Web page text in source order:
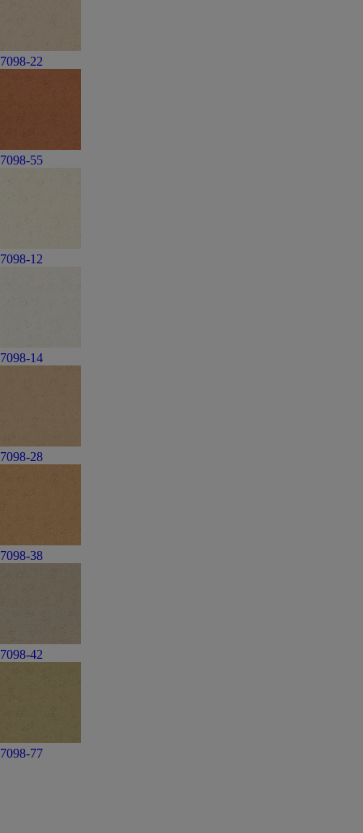
7098-22
7098-55
7098-12
7098-14
7098-28
7098-38
7098-42
7098-77